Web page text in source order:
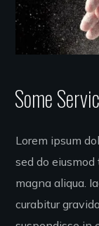
Some
Lorem ipsum
sed do
magna aliqua.
curabitur